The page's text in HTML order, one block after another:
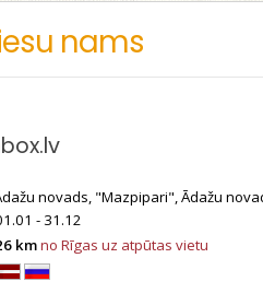
nams
novads, "Mazpipari", Ādažu
- 31.12
kmno Rīgas uz atpūtas vietu